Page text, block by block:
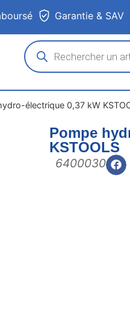
Garantie & SAV
électrique 0,37 kW
Pompe
KSTOOLS
6400030